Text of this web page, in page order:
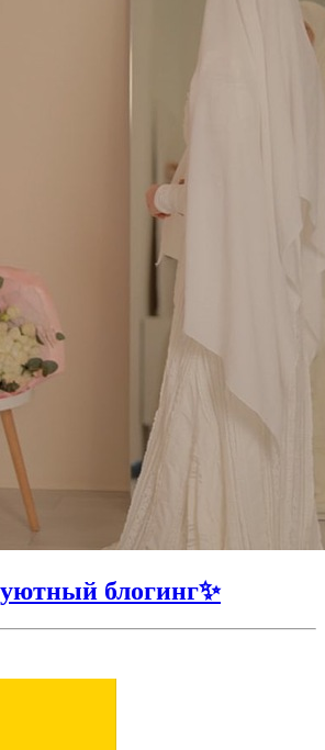
блогинг✨